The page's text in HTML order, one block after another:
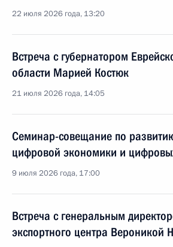
22 июля 2026 года, 13:20
Встреча с губернатором
области Марией Костюк
21 июля 2026 года, 14:05
Семинар-совещание по
цифровой экономики и
9 июля 2026 года, 17:00
Встреча с генеральным
экспортного центра Вероникой